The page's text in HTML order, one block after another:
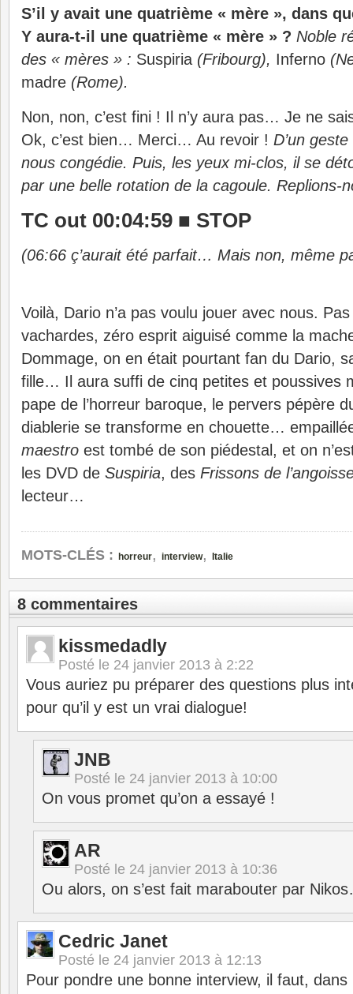
S’il y avait une quatrième « mère », dans
Y aura-t-il une quatrième « mère » ? Noble
des « mères » : Suspiria (Fribourg), Inferno
madre (Rome).
Non, non, c’est fini ! Il n’y aura pas… Je ne
Ok, c’est bien… Merci… Au revoir ! D’un
nous congédie. Puis, les yeux mi-clos, il se
par une belle rotation de la cagoule. Replions-
TC out 00:04:59 ■ STOP
(06:66 ç’aurait été parfait… Mais non, même
Voilà, Dario n’a pas voulu jouer avec nous.
vachardes, zéro esprit aiguisé comme la
Dommage, on en était pourtant fan du Dario,
fille… Il aura suffi de cinq petites et poussives
pape de l’horreur baroque, le pervers pépère
diablerie se transforme en chouette…
maestro est tombé de son piédestal, et on
les DVD de Suspiria, des Frissons de
lecteur…
MOTS-CLÉS : horreur, interview, Italie
8 commentaires
kissmedadly
Posté le 24 janvier 2013 à 2:22
Vous auriez pu préparer des questions plus
pour qu’il y est un vrai dialogue!
JNB
Posté le 24 janvier 2013 à 10:00
On vous promet qu’on a essayé !
AR
Posté le 24 janvier 2013 à 10:36
Ou alors, on s’est fait marabouter par
Cedric Janet
Posté le 24 janvier 2013 à 12:13
Pour pondre une bonne interview, il faut,